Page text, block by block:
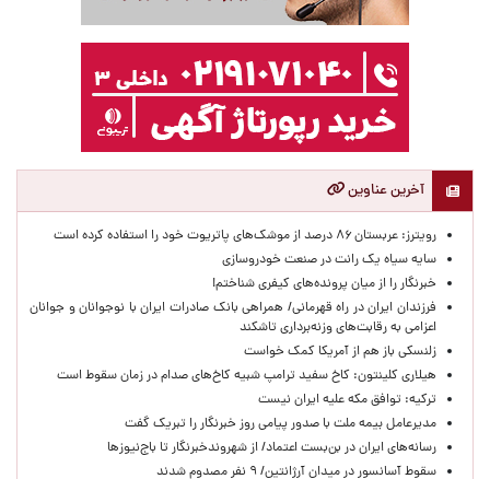
آخرین عناوین
رویترز: عربستان ۸۶ درصد از موشک‌های پاتریوت خود را استفاده کرده است
سایه سیاه یک رانت در صنعت خودروسازی
خبرنگار را از میان پرونده‌های کیفری شناختم!
​فرزندان ایران در راه قهرمانی/ همراهی بانک صادرات ایران با نوجوانان و جوانان
اعزامی به رقابت‌های وزنه‌برداری تاشکند
زلنسکی باز هم از آمریکا کمک خواست
هیلاری کلینتون: کاخ سفید ترامپ شبیه کاخ‌های صدام در زمان سقوط است
ترکیه: توافق مکه علیه ایران نیست
مدیرعامل بیمه ملت با صدور پیامی روز خبرنگار را تبریک گفت
رسانه‌های ایران در بن‌بست اعتماد/ از شهروندخبرنگار تا باج‌نیوزها
سقوط آسانسور در میدان آرژانتین/ ۹ نفر مصدوم شدند